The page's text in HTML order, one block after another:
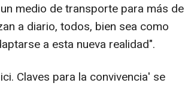
medio de transporte para más de
a diario, todos, bien sea como
a esta nueva realidad".
Claves para la convivencia' se